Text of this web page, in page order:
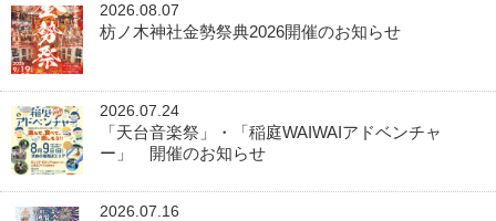
2026.08.07
枋ノ木神社金勢祭典2026開催のお知らせ
2026.07.24
「天台音楽祭」・「稲庭WAIWAIアドベンチャ
ー」 開催のお知らせ
2026.07.16